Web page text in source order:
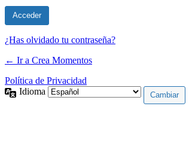
¿Has olvidado tu contraseña?
← Ir a Crea Momentos
Política de Privacidad
Idioma